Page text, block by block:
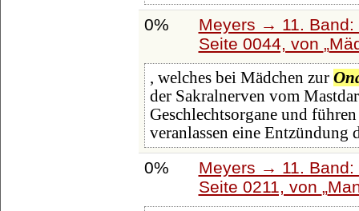
0%
Meyers → 11.
Seite 0044, von
, welches bei Mädchen zur
der Sakralnerven vom
Geschlechtsorgane und
veranlassen eine Entzündung
0%
Meyers → 11.
Seite 0211, von